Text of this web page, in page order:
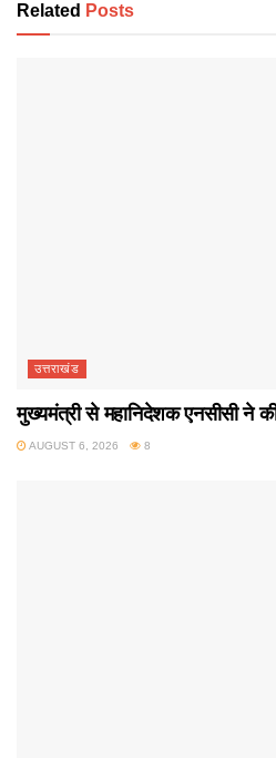
Related Posts
उत्तराखंड
मुख्यमंत्री से महानिदेशक एनसीसी ने की
AUGUST 6, 2026 8